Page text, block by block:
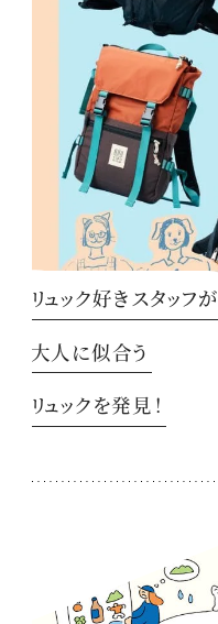
リュック好きスタッフが
大人に似合う
リュックを発見！